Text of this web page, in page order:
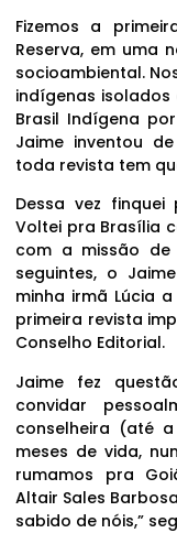
Fizemos a
Reserva, em uma
socioambiental.
indígenas isolados
Brasil Indígena
Jaime inventou
toda revista tem
Dessa vez
Voltei pra Brasília
com a missão de
seguintes, o
minha irmã Lúcia
primeira revista
Conselho Editorial.
Jaime fez
convidar
conselheira (até
meses de vida,
rumamos pra
Altair Sales
sabido de nóis,”